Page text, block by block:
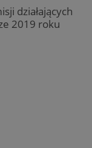
działających
2019 roku